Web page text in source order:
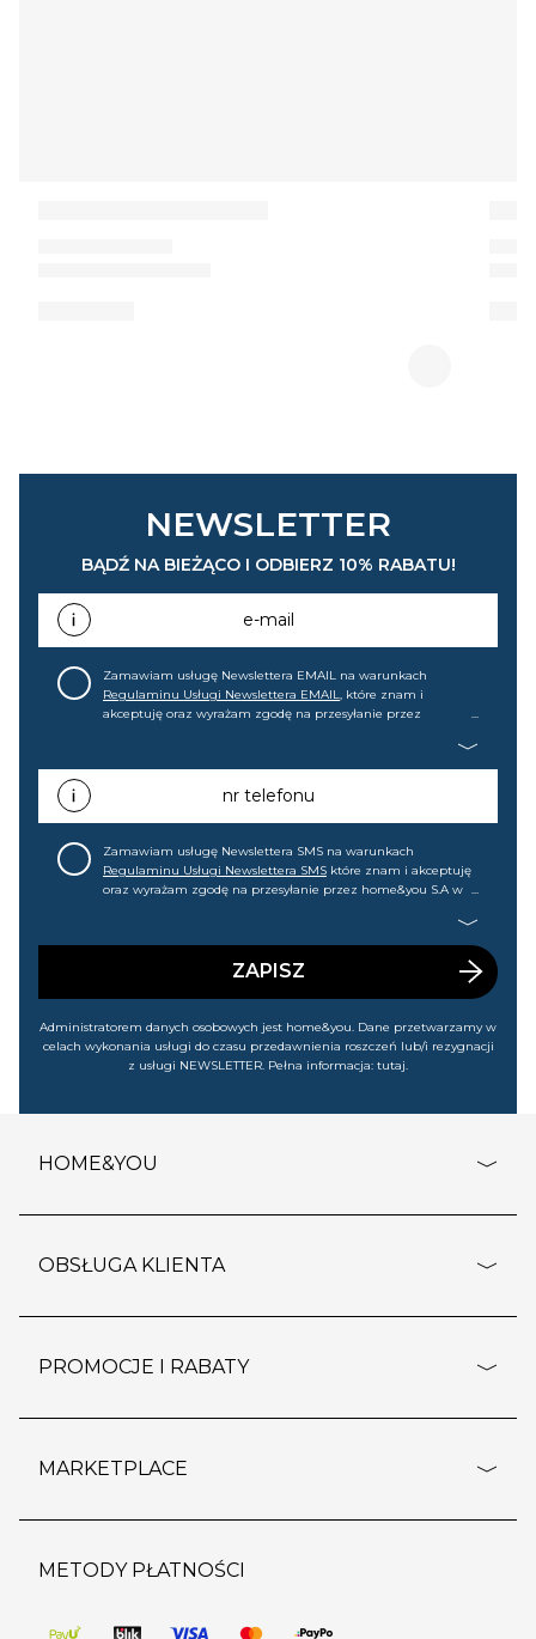
NEWSLETTER
BĄDŹ NA BIEŻĄCO I ODBIERZ 10% RABATU!
e-mail
Zamawiam usługę Newslettera EMAIL na warunkach
Regulaminu Usługi Newslettera EMAIL, które znam i
akceptuję oraz wyrażam zgodę na przesyłanie przez
promocjach, wyprzedażach). Wiem, że mogę tę zgodę w
każdej chwili cofnąć.nr telefonu
Zamawiam usługę Newslettera SMS na warunkach
Regulaminu Usługi Newslettera SMS które znam i akceptuję
oraz wyrażam zgodę na przesyłanie przez home&you S.A w
wyprzedażach). Wiem, że mogę tę zgodę w każdej chwili
ZAPISZ
Administratorem danych osobowych jest home&you. Dane przetwarzamy w
celach wykonania usługi do czasu przedawnienia roszczeń lub/i rezygnacji
z usługi NEWSLETTER. Pełna informacja: tutaj.
HOME&YOU
o firmie
polityka prywatności
kontakt
OBSŁUGA KLIENTA
dostawy i płatność
wypis z subskrypcji
regulamin sklepu
pozostałe regulaminy
PROMOCJE I RABATY
outlet
regulaminy promocji
MARKETPLACE
strefa marek
METODY PŁATNOŚCI